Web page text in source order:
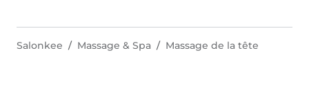
Salonkee Massage & Spa Massage de la tête